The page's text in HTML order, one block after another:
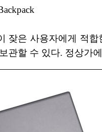
잦은 사용자에게 적
관할 수 있다. 정상가